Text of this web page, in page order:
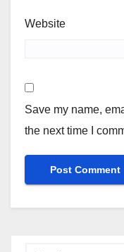
Website
Save my name,
the next time I